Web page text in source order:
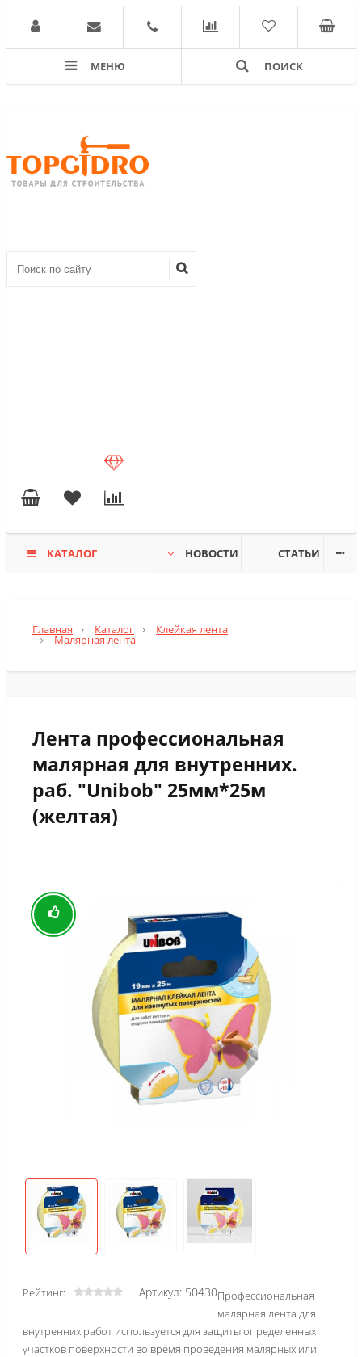
МЕНЮ ПОИСК
КАТАЛОГ НОВОСТИ СТАТЬИ
Главная Каталог Клейкая лента
Малярная лента
Лента профессиональная
малярная для внутренних.
раб. "Unibob" 25мм*25м
(желтая)
Рейтинг: Артикул: 50430Профессиональная
малярная лента для
внутренних работ используется для защиты определенных
участков поверхности во время проведения малярных или